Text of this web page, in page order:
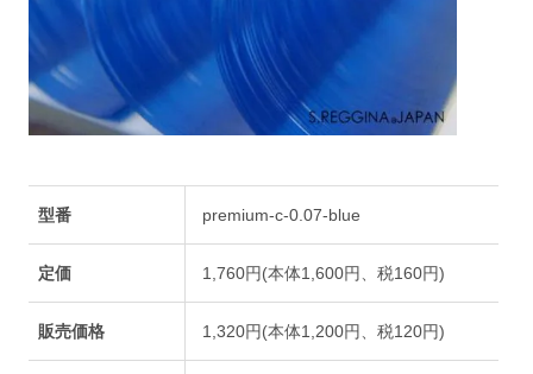
型番 premium-c-0.07-blue
定価 1,760円(本体1,600円、税160円)
販売価格 1,320円(本体1,200円、税120円)